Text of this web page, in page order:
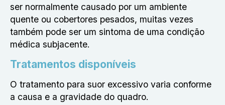
ser normalmente causado por um ambiente
quente ou cobertores pesados, muitas vezes
também pode ser um sintoma de uma condição
médica subjacente.
Tratamentos disponíveis
O tratamento para suor excessivo varia conforme
a causa e a gravidade do quadro.